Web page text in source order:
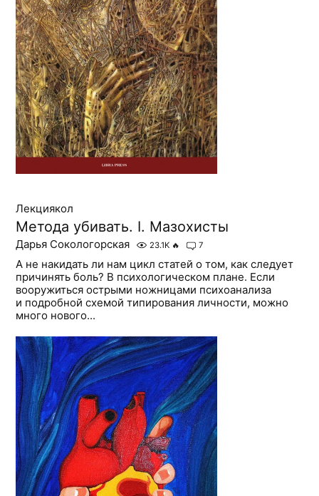
Лекциякол
Метода убивать. I. Мазохисты
Дарья Сокологорская 23.1K 🔥 7
А не накидать ли нам цикл статей о том, как следует
причинять боль? В психологическом плане. Если
вооружиться острыми ножницами психоанализа
и подробной схемой типирования личности, можно
много нового...